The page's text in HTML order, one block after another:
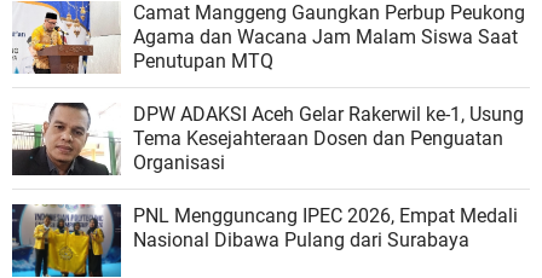
Camat Manggeng Gaungkan Perbup Peukong
Agama dan Wacana Jam Malam Siswa Saat
Penutupan MTQ
DPW ADAKSI Aceh Gelar Rakerwil ke-1, Usung
Tema Kesejahteraan Dosen dan Penguatan
Organisasi
PNL Mengguncang IPEC 2026, Empat Medali
Nasional Dibawa Pulang dari Surabaya